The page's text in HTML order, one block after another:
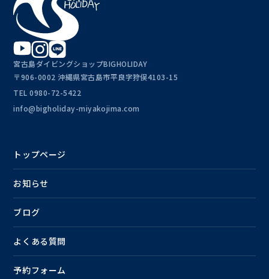
宮古島ダイビングショップBIGHOLIDAY
〒906-0002 沖縄県宮古島市平良字狩俣4103-15
TEL0980-72-5422
info@bigholiday-miyakojima.com
トップページ
お知らせ
ブログ
よくある質問
予約フォーム